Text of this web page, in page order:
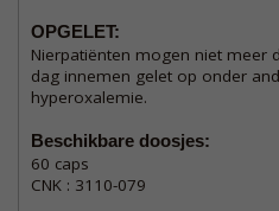
OPGELET:
Nierpatiënten mogen niet meer
dag innemen gelet op onder
hyperoxalemie.
Beschikbare doosjes:
60 caps
CNK : 3110-079